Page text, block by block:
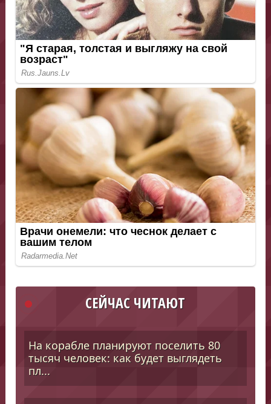
СЕЙЧАС ЧИТАЮТ
На корабле планируют поселить 80
тысяч человек: как будет выглядеть
пл...